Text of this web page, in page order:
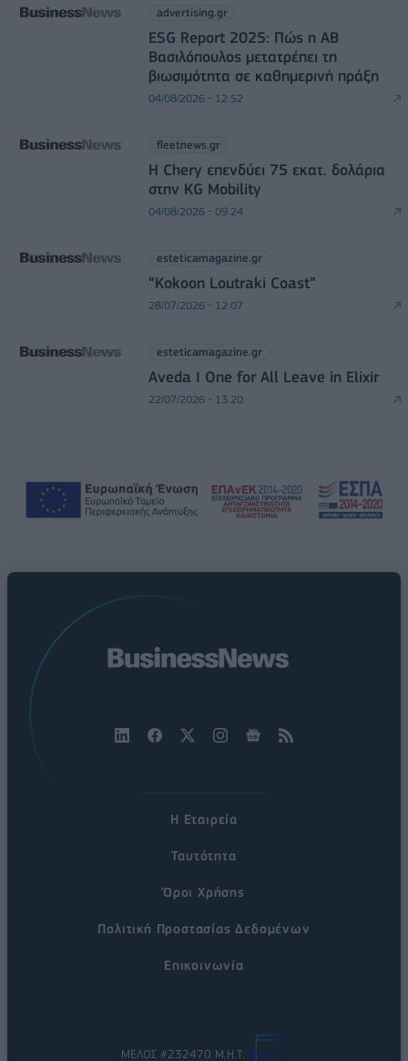
advertising.gr
ESG Report 2025: Πώς η ΑΒ
Βασιλόπουλος μετατρέπει τη
βιωσιμότητα σε καθημερινή πράξη
04/08/2026 - 12:52
fleetnews.gr
Η Chery επενδύει 75 εκατ. δολάρια
στην KG Mobility
04/08/2026 - 09:24
esteticamagazine.gr
“Kokoon Loutraki Coast”
28/07/2026 - 12:07
esteticamagazine.gr
Aveda I One for All Leave in Elixir
22/07/2026 - 13:20
Η Εταιρεία
Ταυτότητα
Όροι Χρήσης
Πολιτική Προστασίας Δεδομένων
Επικοινωνία
ΜΕΛΟΣ #232470 Μ.Η.Τ.